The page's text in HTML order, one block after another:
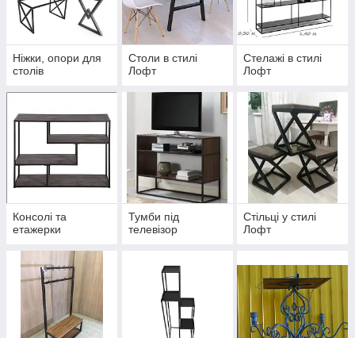
Ніжки, опори для
столів
Столи в стилі
Лофт
Стелажі в стилі
Лофт
Консолі та
етажерки
Тумби під
телевізор
Стільці у стилі
Лофт